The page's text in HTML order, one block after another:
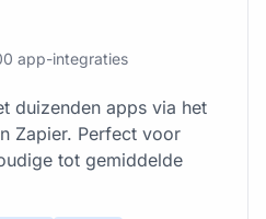
app-integraties
duizenden apps via het
Zapier. Perfect voor
tot gemiddelde